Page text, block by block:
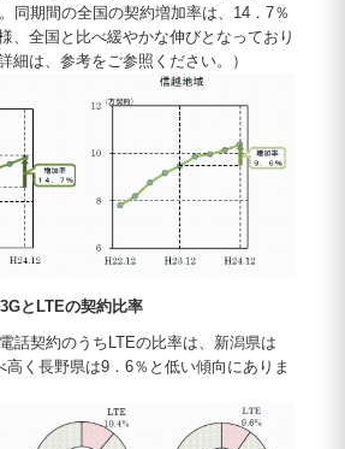
同期間の全国の契約増加率は、14．7％
、全国と比べ緩やかな伸びとなっており
細は、参考をご参照ください。）
とLTEの契約比率
話契約のうちLTEの比率は、新潟県は
高く長野県は9．6％と低い傾向にありま